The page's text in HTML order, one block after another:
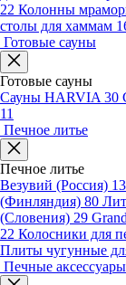
22 Колонны
столы для хаммам
Готовые сауны
Готовые сауны
Сауны HARVIA 30
11
Печное литье
Печное литье
Везувий (Россия)
(Финляндия) 80
(Словения) 29
22 Колосники для
Плиты чугунные
Печные аксессуары